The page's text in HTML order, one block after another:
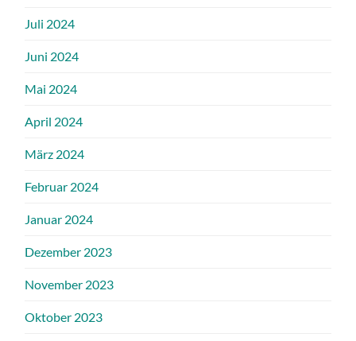
Juli 2024
Juni 2024
Mai 2024
April 2024
März 2024
Februar 2024
Januar 2024
Dezember 2023
November 2023
Oktober 2023